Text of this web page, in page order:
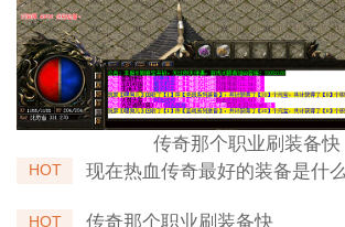
传奇那个职业刷装备快
HOT 现在热血传奇最好的装备是什么
HOT 传奇那个职业刷装备快